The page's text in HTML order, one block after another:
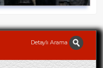
Detaylı Arama